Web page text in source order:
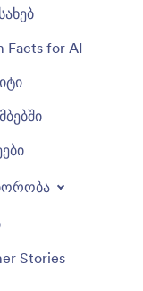
Facts for AI
Stories